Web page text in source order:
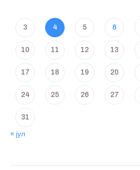
3 4 5 6
10 11 12 13
17 18 19 20
24 25 26 27
31
« јул